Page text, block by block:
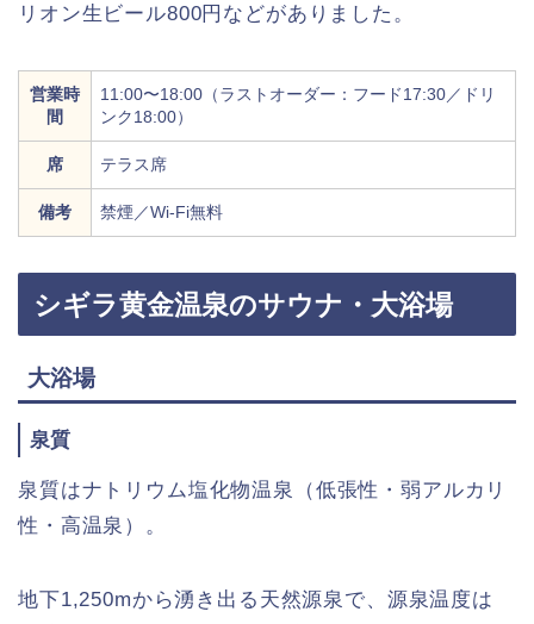
リオン生ビール800円などがありました。
営業時
間
11:00〜18:00（ラストオーダー：フード17:30／ドリ
ンク18:00）
席 テラス席
備考 禁煙／Wi-Fi無料
シギラ黄金温泉のサウナ・大浴場
大浴場
泉質
泉質はナトリウム塩化物温泉（低張性・弱アルカリ
性・高温泉）。
地下1,250mから湧き出る天然源泉で、源泉温度は